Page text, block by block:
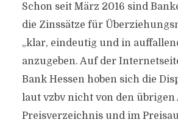
Schon seit März 2016 sind
die Zinssätze für
„klar, eindeutig und in
anzugeben. Auf der
Bank Hessen hoben sich die
laut vzbv nicht von den übrigen
Preisverzeichnis und im